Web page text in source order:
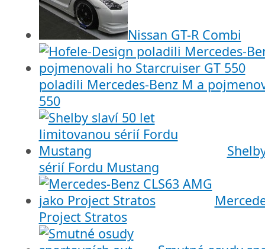
Nissan GT-R Combi
poladili Mercedes-Benz M a
550
sérií Fordu Mustang
Project Stratos